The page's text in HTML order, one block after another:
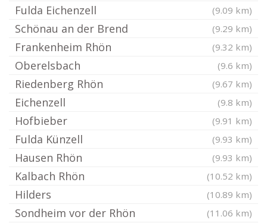
Fulda Eichenzell (9.09 km)
Schönau an der Brend (9.29 km)
Frankenheim Rhön (9.32 km)
Oberelsbach (9.6 km)
Riedenberg Rhön (9.67 km)
Eichenzell (9.8 km)
Hofbieber (9.91 km)
Fulda Künzell (9.93 km)
Hausen Rhön (9.93 km)
Kalbach Rhön (10.52 km)
Hilders (10.89 km)
Sondheim vor der Rhön (11.06 km)